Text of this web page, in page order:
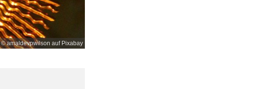
© amaldevpwilson auf Pixabay